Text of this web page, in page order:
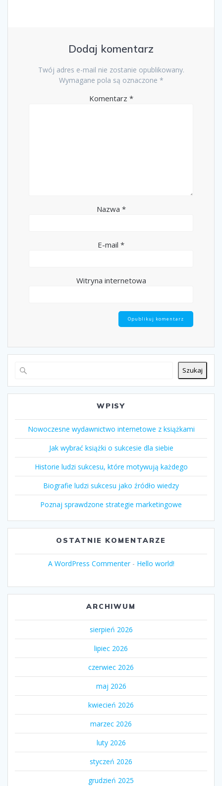
Dodaj komentarz
Twój adres e-mail nie zostanie opublikowany.
Wymagane pola są oznaczone *
Komentarz *
Nazwa *
E-mail *
Witryna internetowa
Szukaj
WPISY
Nowoczesne wydawnictwo internetowe z książkami
Jak wybrać książki o sukcesie dla siebie
Historie ludzi sukcesu, które motywują każdego
Biografie ludzi sukcesu jako źródło wiedzy
Poznaj sprawdzone strategie marketingowe
OSTATNIE KOMENTARZE
A WordPress Commenter- Hello world!
ARCHIWUM
sierpień 2026
lipiec 2026
czerwiec 2026
maj 2026
kwiecień 2026
marzec 2026
luty 2026
styczeń 2026
grudzień 2025